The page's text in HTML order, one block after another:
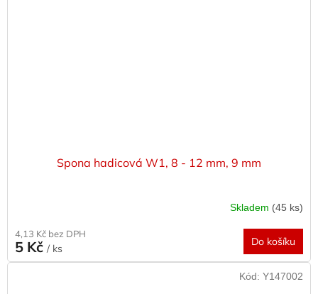
Spona hadicová W1, 8 - 12 mm, 9 mm
Skladem (45 ks)
4,13 Kč bez DPH
5 Kč / ks
Do košíku
Kód: Y147002